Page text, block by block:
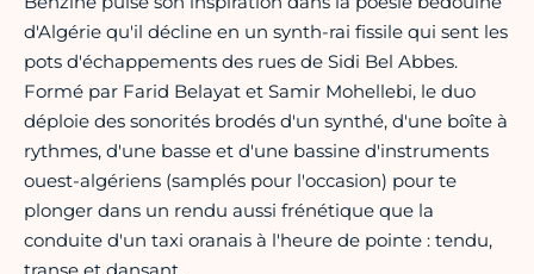
d'Algérie qu'il décline en un synth-rai fissile qui sent les
pots d'échappements des rues de Sidi Bel Abbes.
Formé par Farid Belayat et Samir Mohellebi, le duo
déploie des sonorités brodés d'un synthé, d'une boîte à
rythmes, d'une basse et d'une bassine d'instruments
ouest-algériens (samplés pour l'occasion) pour te
plonger dans un rendu aussi frénétique que la
conduite d'un taxi oranais à l'heure de pointe : tendu,